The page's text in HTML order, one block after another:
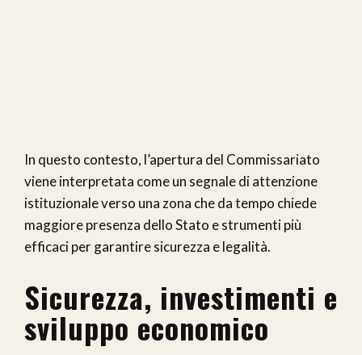
In questo contesto, l’apertura del Commissariato
viene interpretata come un segnale di attenzione
istituzionale verso una zona che da tempo chiede
maggiore presenza dello Stato e strumenti più
efficaci per garantire sicurezza e legalità.
Sicurezza, investimenti e
sviluppo economico